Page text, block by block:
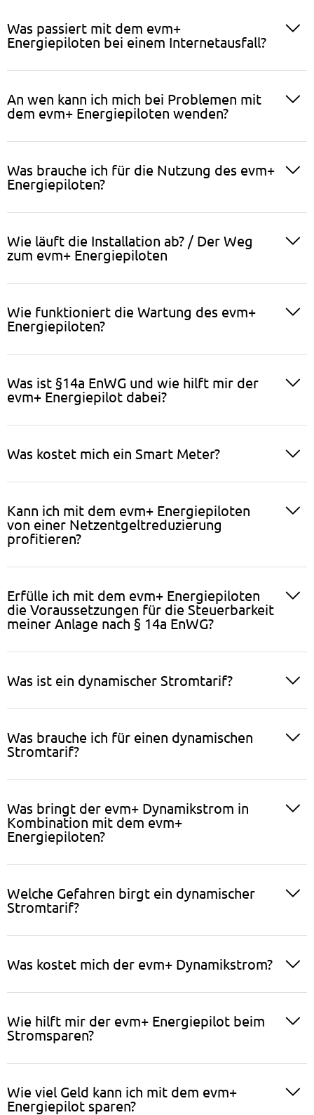
Was passiert mit dem evm+
Energiepiloten bei einem Internetausfall?
An wen kann ich mich bei Problemen mit
dem evm+ Energiepiloten wenden?
Was brauche ich für die Nutzung des evm+
Energiepiloten?
Wie läuft die Installation ab? / Der Weg
zum evm+ Energiepiloten
Wie funktioniert die Wartung des evm+
Energiepiloten?
Was ist §14a EnWG und wie hilft mir der
evm+ Energiepilot dabei?
Was kostet mich ein Smart Meter?
Kann ich mit dem evm+ Energiepiloten
von einer Netzentgeltreduzierung
profitieren?
Erfülle ich mit dem evm+ Energiepiloten
die Voraussetzungen für die Steuerbarkeit
meiner Anlage nach § 14a EnWG?
Was ist ein dynamischer Stromtarif?
Was brauche ich für einen dynamischen
Stromtarif?
Was bringt der evm+ Dynamikstrom in
Kombination mit dem evm+
Energiepiloten?
Welche Gefahren birgt ein dynamischer
Stromtarif?
Was kostet mich der evm+ Dynamikstrom?
Wie hilft mir der evm+ Energiepilot beim
Stromsparen?
Wie viel Geld kann ich mit dem evm+
Energiepilot sparen?